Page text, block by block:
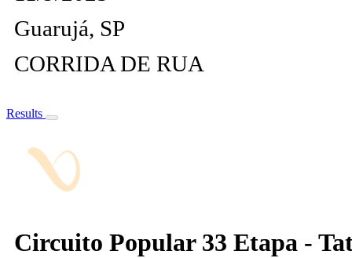
Guarujá, SP
CORRIDA DE RUA
Results
Circuito Popular 33 Etapa -